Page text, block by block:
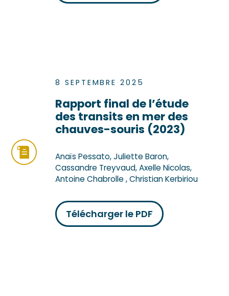
8 SEPTEMBRE 2025
Rapport final de l’étude
des transits en mer des
chauves-souris (2023)
Anaïs Pessato, Juliette Baron,
Cassandre Treyvaud, Axelle Nicolas,
Antoine Chabrolle , Christian Kerbiriou
Télécharger le PDF